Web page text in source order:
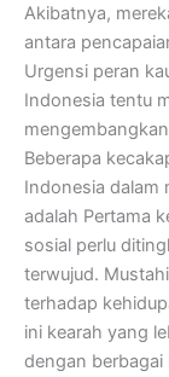
Akibatnya,
antara
Urgensi peran
Indonesia tentu
Beberapa
Indonesia dalam
adalah Pertama
sosial perlu
terwujud.
terhadap
ini kearah yang
dengan berbagai